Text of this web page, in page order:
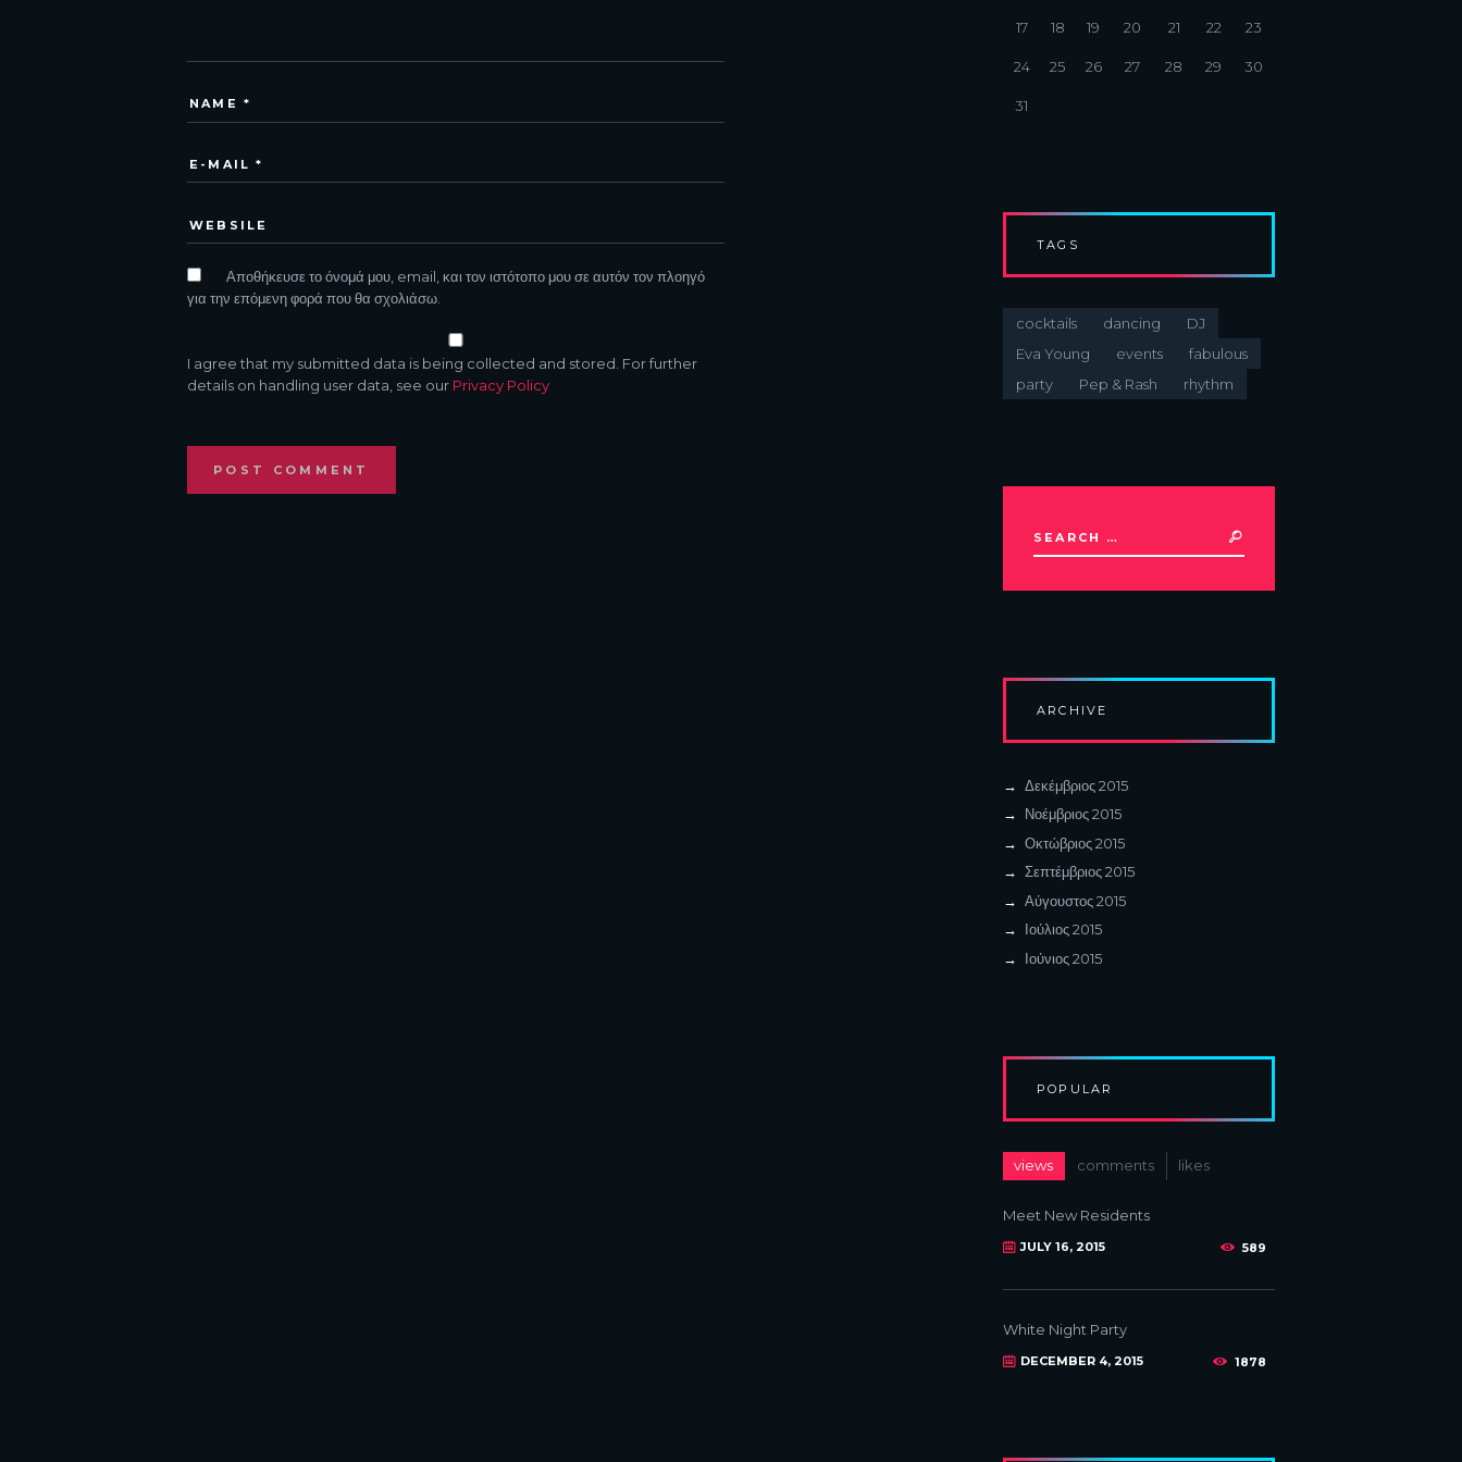
Αποθήκευσε το όνομά μου, email, και τον ιστότοπο μου σε αυτόν τον πλοηγό
για την επόμενη φορά που θα σχολιάσω.
I agree that my submitted data is being collected and stored. For further
details on handling user data, see our Privacy Policy
17 18 19 20 21 22 23
24 25 26 27 28 29 30
31
TAGS
cocktails dancing
DJ
Eva Young
events
fabulous
party
Pep & Rash rhythm
ARCHIVE
Δεκέμβριος2015
Νοέμβριος2015
Οκτώβριος2015
Σεπτέμβριος2015
Αύγουστος2015
Ιούλιος2015
Ιούνιος2015
POPULAR
views comments likes
Meet New Residents
JULY 16, 2015 589
White Night Party
DECEMBER 4, 2015 1878